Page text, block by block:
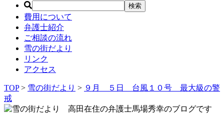
費用について
弁護士紹介
ご相談の流れ
雪の街だより
リンク
アクセス
TOP> 雪の街だより > ９月 ５日 台風１０号 最大級の警
戒